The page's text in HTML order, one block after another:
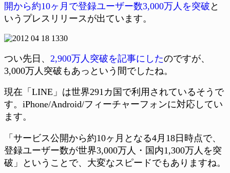
開から約10ヶ月で登録ユーザー数3,000万人を突破 と
いうプレスリリースが出ています。
つい先日、 2,900万人突破を記事にしたのですが、
3,000万人突破もあっという間でしたね。
現在「LINE」は世界291カ国で利用されているそうで
す。iPhone/Android/フィーチャーフォンに対応してい
ます。
「サービス公開から約10ヶ月となる4月18日時点で、
登録ユーザー数が世界3,000万人・国内1,300万人を突
破」ということで、大変なスピードでもありますね。